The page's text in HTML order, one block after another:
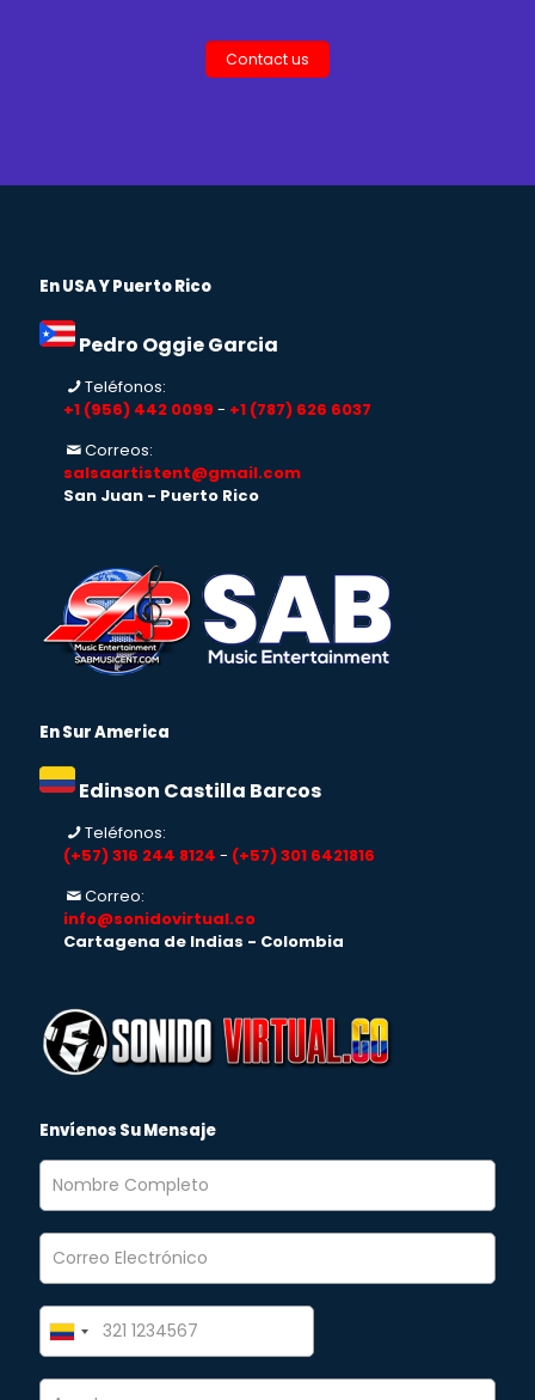
Contact us
En USA Y Puerto Rico
Pedro Oggie Garcia
Teléfonos:
+1 (956) 442 0099 - +1 (787) 626 6037
Correos:
salsaartistent@gmail.com
San Juan - Puerto Rico
En Sur America
Edinson Castilla Barcos
Teléfonos:
(+57) 316 244 8124 - (+57) 301 6421816
Correo:
info@sonidovirtual.co
Cartagena de Indias - Colombia
Envíenos Su Mensaje